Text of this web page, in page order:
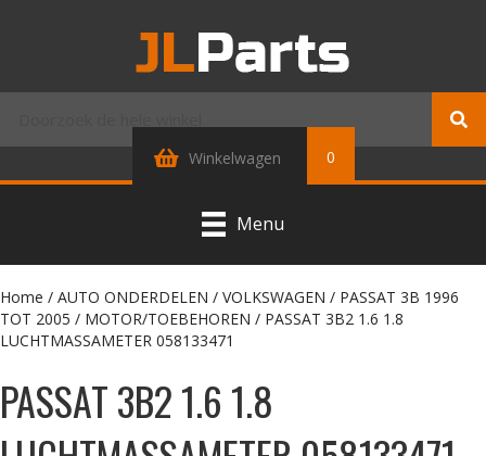
Winkelwagen 0
Menu
Home / AUTO ONDERDELEN / VOLKSWAGEN / PASSAT 3B 1996
TOT 2005 / MOTOR/TOEBEHOREN / PASSAT 3B2 1.6 1.8
LUCHTMASSAMETER 058133471
PASSAT 3B2 1.6 1.8